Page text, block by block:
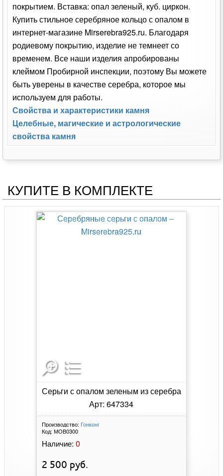
покрытием. Вставка: опал зеленый, куб. циркон.
Купить стильное серебряное кольцо с опалом в
интернет-магазине Mirserebra925.ru. Благодаря
родиевому покрытию, изделие не темнеет со
временем. Все наши изделия апробированы
клеймом Пробирной инспекции, поэтому Вы можете
быть уверены в качестве серебра, которое мы
используем для работы.
Свойства и характеристики камня
Целебные, магические и астрологические
свойства камня
КУПИТЕ В КОМПЛЕКТЕ
Серьги с опалом зеленым из серебра
Арт: 647334
Производство: Гонконг
Код: МОВ0300
Наличие: 0
2 500 руб.